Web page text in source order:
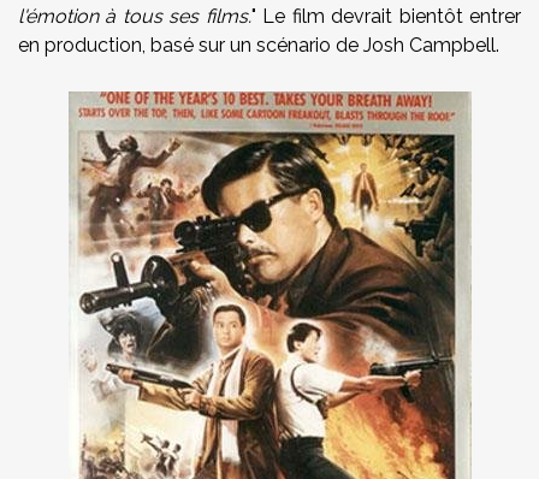
l'émotion à tous ses films." Le film devrait bientôt entrer
en production, basé sur un scénario de Josh Campbell.